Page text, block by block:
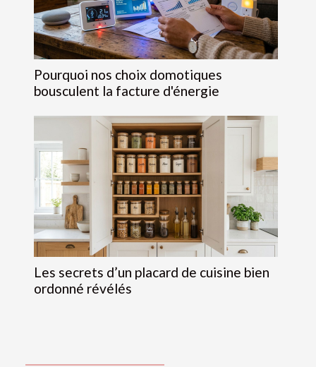
Pourquoi nos choix domotiques
bousculent la facture d'énergie
Les secrets d’un placard de cuisine bien
ordonné révélés